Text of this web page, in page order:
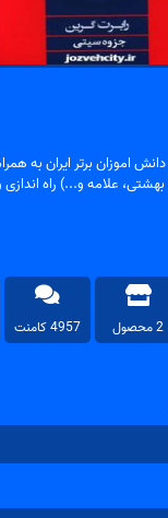
اموزان برتر ایران به
بهشتی، علامه و...) راه
2 محصول 4957 کامنت